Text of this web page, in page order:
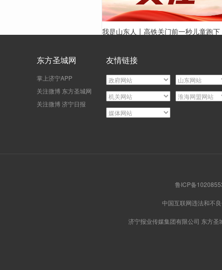
我是山东人丨高铁关门前一秒儿童跑下
东方圣城网
掌上济宁APP
关注微博 东方圣城网
关注微博 济宁日报
友情链接
鲁ICP备
中国互联网违法和不
济宁报业传媒集团有限公司 东方